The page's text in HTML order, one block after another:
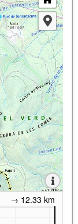
→ 12.33 km